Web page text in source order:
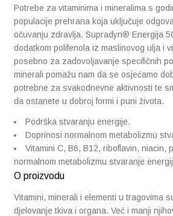
Potrebe za vitaminima i mineralima s
populacije prehrana koja uključuje
očuvanju zdravlja. Supradyn® Energija
dodatkom polifenola iz maslinovog ulja i
posebno za zadovoljavanje specifičnih
minerali pomažu nam da se osjećamo
potrebne za svakodnevne aktivnosti te
da ostanete u dobroj formi i puni života.
Podrška stvaranju energije.
Doprinosi normalnom metabolizmu
Vitamini C, B6, B12, riboflavin,
normalnom metabolizmu stvaranje
O proizvodu
Vitamini, minerali i elementi u tragovima
djelovanje tkiva i organa. Već i manji